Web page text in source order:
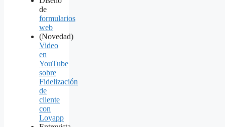
de
formularios
web
(Novedad)
Video
en
YouTube
sobre
Fidelización
de
cliente
con
Loyapp